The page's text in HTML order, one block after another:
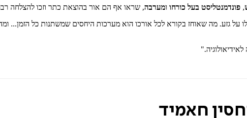
, פונדמנטליסט בעל כורחו ומערבה, שראו אף הם אור בהוצאת כתר וזכו להצלחה
על גזע. מה שאוחז בקורא לכל אורכו הוא מערכות היחסים שמשתנות כל הזמן...
חאמיד